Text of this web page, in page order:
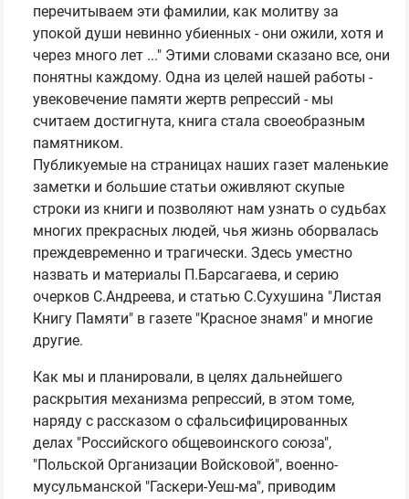
перечитываем эти фамилии, как молитву за
упокой души невинно убиенных - они ожили, хотя и
через много лет ..." Этими словами сказано все, они
понятны каждому. Одна из целей нашей работы -
увековечение памяти жертв репрессий - мы
считаем достигнута, книга стала своеобразным
памятником.
Публикуемые на страницах наших газет маленькие
заметки и большие статьи оживляют скупые
строки из книги и позволяют нам узнать о судьбах
многих прекрасных людей, чья жизнь оборвалась
преждевременно и трагически. Здесь уместно
назвать и материалы П.Барсагаева, и серию
очерков С.Андреева, и статью С.Сухушина "Листая
Книгу Памяти" в газете "Красное знамя" и многие
другие.
Как мы и планировали, в целях дальнейшего
раскрытия механизма репрессий, в этом томе,
наряду с рассказом о сфальсифицированных
делах "Российского общевоинского союза",
"Польской Организации Войсковой", военно-
мусульманской "Гаскери-Уеш-ма", приводим